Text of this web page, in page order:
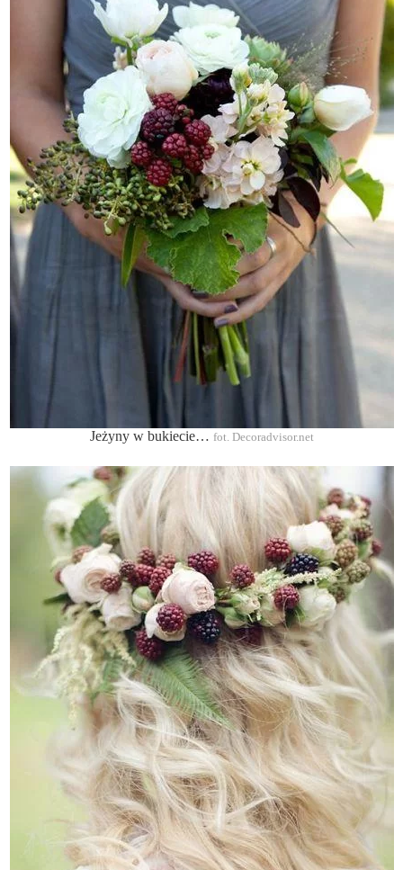
Jeżyny w bukiecie… fot. Decoradvisor.net